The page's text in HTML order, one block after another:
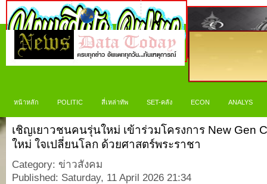
หน้าหลัก POLITIC สี่เหล่าทัพ SET-คลัง ECON ANALYS
เชิญเยาวชนคนรุ่นใหม่ เข้าร่วมโครงการ New Gen
ใหม่ ใจเปลี่ยนโลก ด้วยศาสตร์พระราชา
Category: ข่าวสังคม
Published: Saturday, 11 April 2026 21:34